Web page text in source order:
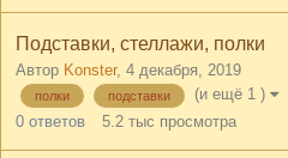
Подставки, стеллажи, полки
Автор Konster, 4 декабря, 2019
полки подставки
(и ещё 1 )
0 ответов 5.2 тыс просмотра